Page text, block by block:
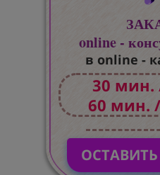
online -
в online -
30 мин.
60 мин.